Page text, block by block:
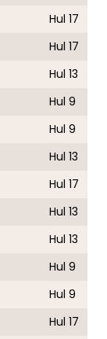
Hul 17
Hul 17
Hul 13
Hul 9
Hul 9
Hul 13
Hul 17
Hul 13
Hul 13
Hul 9
Hul 9
Hul 17